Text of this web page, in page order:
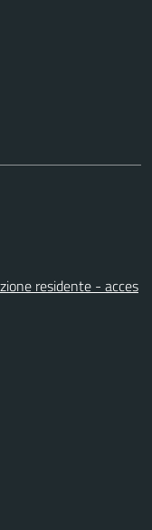
residente - acces